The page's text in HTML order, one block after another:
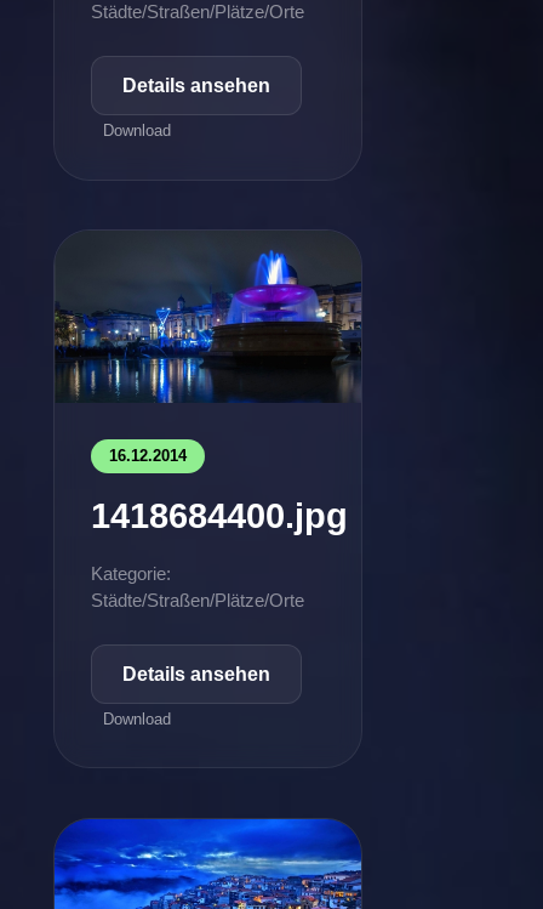
Städte/Straßen/Plätze/Orte
Details ansehen
Download
16.12.2014
1418684400.jpg
Kategorie:
Städte/Straßen/Plätze/Orte
Details ansehen
Download